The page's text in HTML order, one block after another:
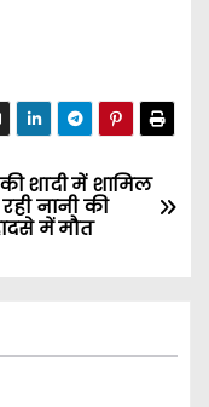
शादी में शामिल
नानी की
में मौत